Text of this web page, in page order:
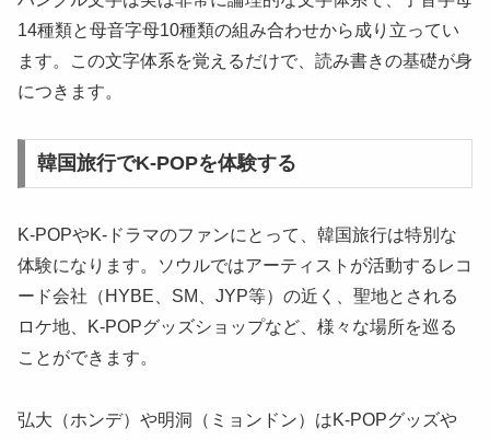
14種類と母音字母10種類の組み合わせから成り立ってい
ます。この文字体系を覚えるだけで、読み書きの基礎が身
につきます。
韓国旅行でK-POPを体験する
K-POPやK-ドラマのファンにとって、韓国旅行は特別な
体験になります。ソウルではアーティストが活動するレコ
ード会社（HYBE、SM、JYP等）の近く、聖地とされる
ロケ地、K-POPグッズショップなど、様々な場所を巡る
ことができます。
弘大（ホンデ）や明洞（ミョンドン）はK-POPグッズや